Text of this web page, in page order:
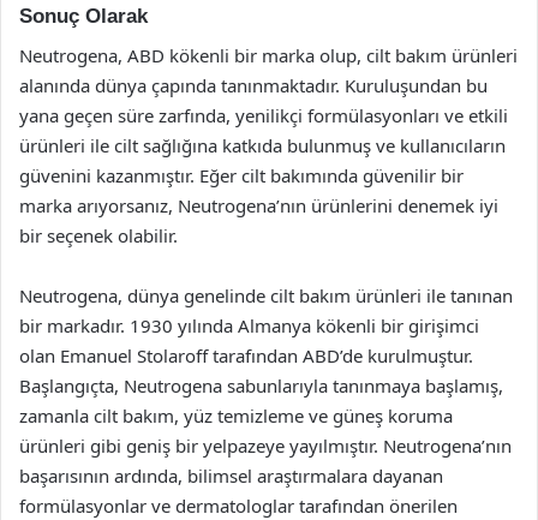
Sonuç Olarak
Neutrogena, ABD kökenli bir marka olup, cilt bakım ürünleri
alanında dünya çapında tanınmaktadır. Kuruluşundan bu
yana geçen süre zarfında, yenilikçi formülasyonları ve etkili
ürünleri ile cilt sağlığına katkıda bulunmuş ve kullanıcıların
güvenini kazanmıştır. Eğer cilt bakımında güvenilir bir
marka arıyorsanız, Neutrogena’nın ürünlerini denemek iyi
bir seçenek olabilir.
Neutrogena, dünya genelinde cilt bakım ürünleri ile tanınan
bir markadır. 1930 yılında Almanya kökenli bir girişimci
olan Emanuel Stolaroff tarafından ABD’de kurulmuştur.
Başlangıçta, Neutrogena sabunlarıyla tanınmaya başlamış,
zamanla cilt bakım, yüz temizleme ve güneş koruma
ürünleri gibi geniş bir yelpazeye yayılmıştır. Neutrogena’nın
başarısının ardında, bilimsel araştırmalara dayanan
formülasyonlar ve dermatologlar tarafından önerilen